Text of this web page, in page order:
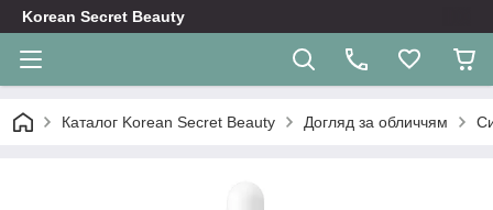
Korean Secret Beauty
Каталог Korean Secret Beauty Догляд за обличчям